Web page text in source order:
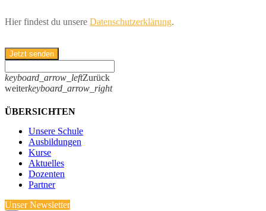
Hier findest du unsere Datenschutzerklärung.
Jetzt senden
keyboard_arrow_leftZurück
weiterkeyboard_arrow_right
ÜBERSICHTEN
Unsere Schule
Ausbildungen
Kurse
Aktuelles
Dozenten
Partner
Unser Newsletter